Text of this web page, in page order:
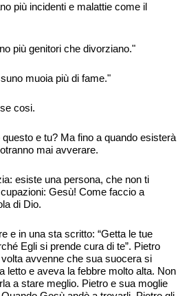
più incidenti e malattie come il
più genitori che divorziano."
muoia più di fame."
cosi.
questo e tu? Ma fino a quando esisterà
mai avverare.
esiste una persona, che non ti
Gesù! Come faccio a
di Dio.
e in una sta scritto: “Getta le tue
Egli si prende cura di te”. Pietro
avvenne che sua suocera si
letto e aveva la febbre molto alta. Non
a stare meglio. Pietro e sua moglie